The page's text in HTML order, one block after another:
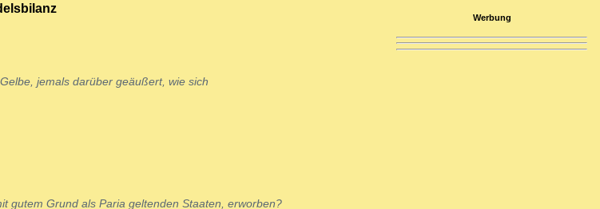
jemals darüber geäußert, wie sich
gutem Grund als Paria geltenden Staaten, erworben?
Werbung